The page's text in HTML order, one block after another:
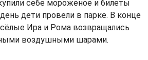
себе мороженое и билеты
дети провели в парке. В конце
Ира и Рома возвращались
воздушными шарами.